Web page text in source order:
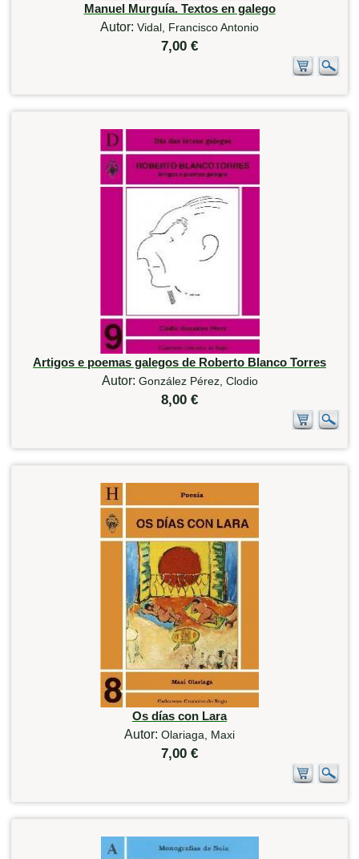
Manuel Murguía. Textos en galego
Autor: Vidal, Francisco Antonio
7,00 €
Artigos e poemas galegos de Roberto Blanco Torres
Autor: González Pérez, Clodio
8,00 €
Os días con Lara
Autor: Olariaga, Maxi
7,00 €